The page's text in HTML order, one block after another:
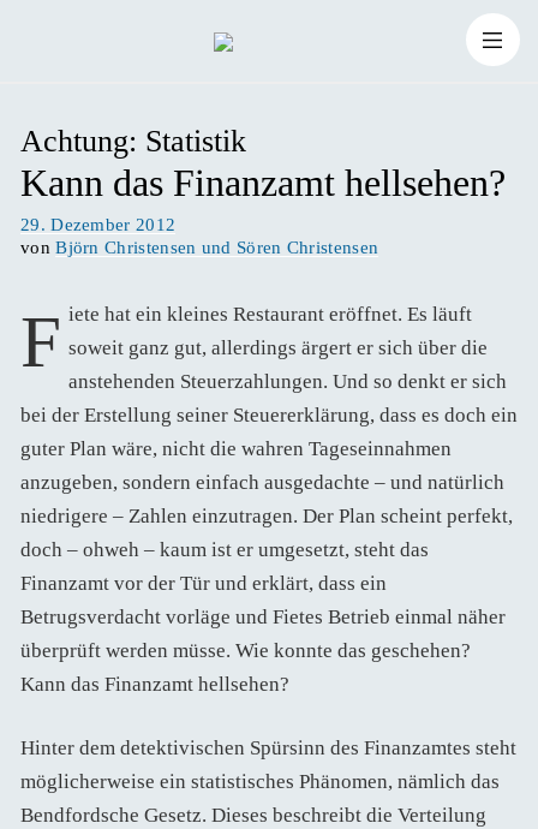
Inhaltnach:
Achtung: Statistik
Kann das Finanzamt hellsehen?
Veröffentlicht
am
29. Dezember 2012
vonBjörn Christensen und Sören Christensen
Fiete hat ein kleines Restaurant eröffnet. Es läuft soweit ganz gut, allerdings ärgert er sich über die
anstehenden Steuerzahlungen. Und so denkt er sich
bei der Erstellung seiner Steuererklärung, dass es doch ein
guter Plan wäre, nicht die wahren Tageseinnahmen
anzugeben, sondern einfach ausgedachte – und natürlich
niedrigere – Zahlen einzutragen. Der Plan scheint perfekt,
doch – ohweh – kaum ist er umgesetzt, steht das
Finanzamt vor der Tür und erklärt, dass ein
Betrugsverdacht vorläge und Fietes Betrieb einmal näher
überprüft werden müsse. Wie konnte das geschehen?
Kann das Finanzamt hellsehen?
Hinter dem detektivischen Spürsinn des Finanzamtes steht
möglicherweise ein statistisches Phänomen, nämlich das
Bendfordsche Gesetz. Dieses beschreibt die Verteilung